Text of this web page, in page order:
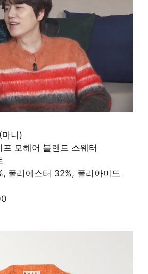
니)
모헤어 블렌드 스웨터
폴리에스터 32%, 폴리아미드